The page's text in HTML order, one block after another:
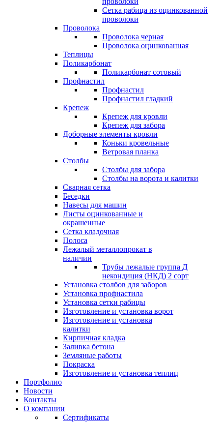
Сетка рабица из оцинкованной
проволоки
Проволока
Проволока черная
Проволока оцинкованная
Теплицы
Поликарбонат
Поликарбонат сотовый
Профнастил
Профнастил
Профнастил гладкий
Крепеж
Крепеж для кровли
Крепеж для забора
Доборные элементы кровли
Коньки кровельные
Ветровая планка
Столбы
Столбы для забора
Столбы на ворота и калитки
Сварная сетка
Беседки
Навесы для машин
Листы оцинкованные и
окрашенные
Сетка кладочная
Полоса
Лежалый металлопрокат в
наличии
Трубы лежалые группа Д
некондиция (НКД) 2 сорт
Установка столбов для заборов
Установка профнастила
Установка сетки рабицы
Изготовление и установка ворот
Изготовление и установка
калитки
Кирпичная кладка
Заливка бетона
Земляные работы
Покраска
Изготовление и установка теплиц
Портфолио
Новости
Контакты
О компании
Сертификаты